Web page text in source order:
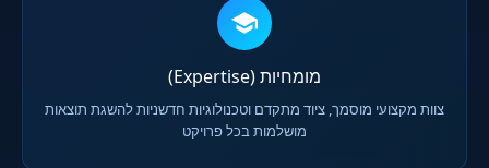
מומחיות (Expertise)
צוות מקצועי מוסמך, ציוד מתקדם וטכנולוגיות חדשניות להשגת תוצאות
מושלמות בכל פרויקט